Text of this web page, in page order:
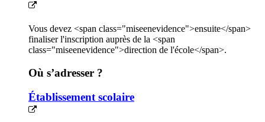
Vous devez <span class="miseenevidence">ensuite</span>
finaliser l'inscription auprès de la <span
class="miseenevidence">direction de l'école</span>.
Où s’adresser ?
Établissement scolaire